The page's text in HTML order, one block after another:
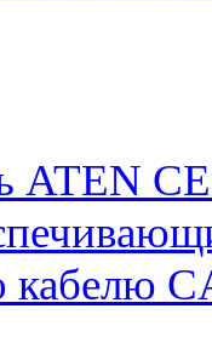
ATEN
кабелю